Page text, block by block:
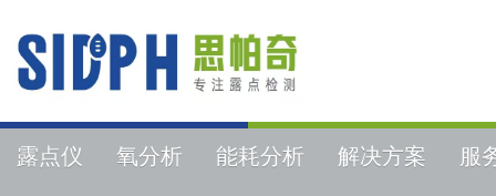
露点仪 氧分析 能耗分析 解决方案 服